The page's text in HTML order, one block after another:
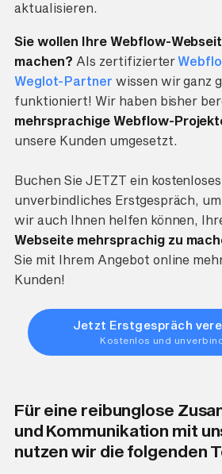
aktualisieren.
Sie wollen Ihre Webflow-
machen? Als zertifizierter
Weglot-Partner wissen wir ganz
funktioniert! Wir haben bisher
mehrsprachige Webflow-
unsere Kunden umgesetzt.
Buchen Sie JETZT ein
unverbindliches Erstgespräch,
wir auch Ihnen helfen können,
Webseite mehrsprachig zu
Sie mit Ihrem Angebot online
Kunden!
Jetzt Erstgespräch
Kostenlos und
Für eine reibunglose
und Kommunikation mit
nutzen wir die folgenden